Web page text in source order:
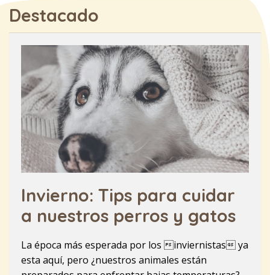
Destacado
Invierno: Tips para cuidar
a nuestros perros y gatos
La época más esperada por los inviernistas ya
esta aquí, pero ¿nuestros animales están